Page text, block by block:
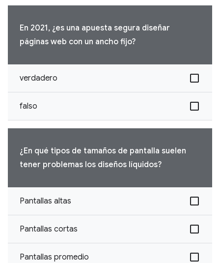
En 2021, ¿es una apuesta segura diseñar
páginas web con un ancho fijo?
verdadero
falso
¿En qué tipos de tamaños de pantalla suelen
tener problemas los diseños líquidos?
Pantallas altas
Pantallas cortas
Pantallas promedio